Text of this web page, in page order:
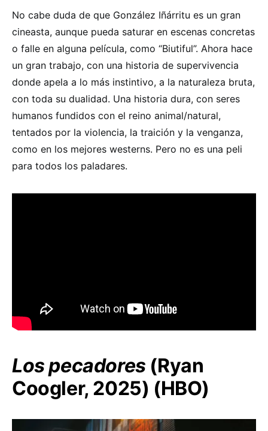
No cabe duda de que González Iñárritu es un gran
cineasta, aunque pueda saturar en escenas concretas
o falle en alguna película, como “Biutiful”. Ahora hace
un gran trabajo, con una historia de supervivencia
donde apela a lo más instintivo, a la naturaleza bruta,
con toda su dualidad. Una historia dura, con seres
humanos fundidos con el reino animal/natural,
tentados por la violencia, la traición y la venganza,
como en los mejores westerns. Pero no es una peli
para todos los paladares.
Los pecadores (Ryan
Coogler, 2025) (HBO)